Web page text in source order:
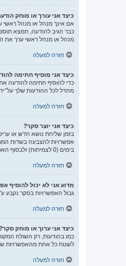
כיצד אני עורך או מוחק
אם אינך מנהל או מנהל ראשי
כבר הגיב להודעה, תמצא
מנהל או מנהל ראשי ערך את
חזרה למעלה
כיצד אני מוסיף חתימה
כדי להוסיף חתימה להודעה
מחדל לכל ההודעות שלך
חזרה למעלה
כיצד אני יוצר סקר?
בזמן שליחת נושא חדש או
אפשרויות להצבעה בשדות
בימים (0 לצמיתות) ולבסוף האפשרות אשר מאפשרת למשתמשים לשנות את ההצבעות שלהם.
חזרה למעלה
מדוע אני לא יכול להוסיף
גבול האפשרויות בסקר נקבע
חזרה למעלה
כיצד אני ערוך או מוחק
כמו בהודעות, רק השולח
לשנות כל אחת מהאפשרויות
חזרה למעלה